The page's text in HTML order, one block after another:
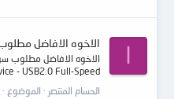
الاخوه الافاضل مطلوب
- USB2.0 Full-Speed...
الحسام المنتصر
الموضوع